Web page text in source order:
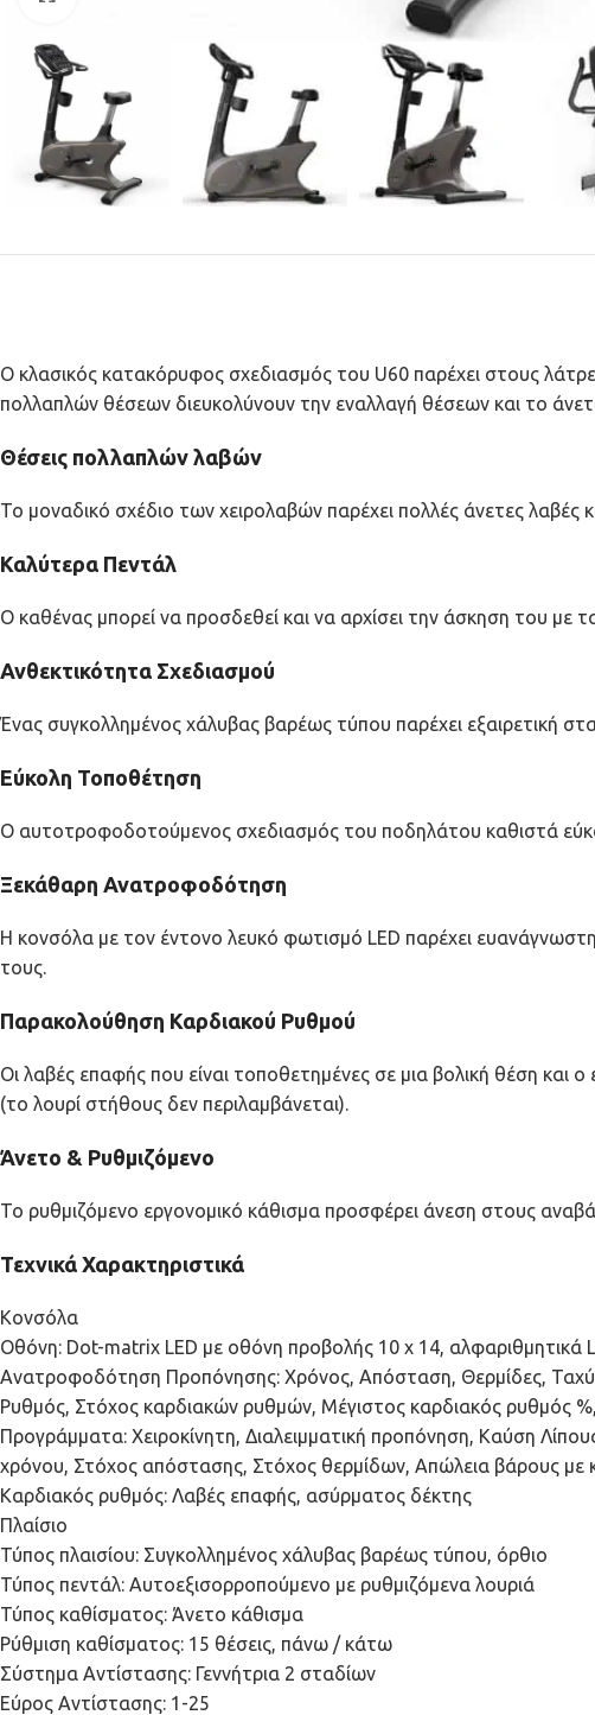
Ο κλασικός κατακόρυφος σχεδιασμός του U60 παρέχει στους
πολλαπλών θέσεων διευκολύνουν την εναλλαγή θέσεων και το
Θέσεις πολλαπλών λαβών
Το μοναδικό σχέδιο των χειρολαβών παρέχει πολλές άνετες
Καλύτερα Πεντάλ
Ο καθένας μπορεί να προσδεθεί και να αρχίσει την άσκηση του με
Ανθεκτικότητα Σχεδιασμού
Ένας συγκολλημένος χάλυβας βαρέως τύπου παρέχει εξαιρετική
Εύκολη Τοποθέτηση
Ο αυτοτροφοδοτούμενος σχεδιασμός του ποδηλάτου καθιστά
Ξεκάθαρη Ανατροφοδότηση
Η κονσόλα με τον έντονο λευκό φωτισμό LED παρέχει
τους.
Παρακολούθηση Καρδιακού Ρυθμού
Οι λαβές επαφής που είναι τοποθετημένες σε μια βολική θέση
(το λουρί στήθους δεν περιλαμβάνεται).
Άνετο & Ρυθμιζόμενο
Το ρυθμιζόμενο εργονομικό κάθισμα προσφέρει άνεση στους
Τεχνικά Χαρακτηριστικά
Κονσόλα
Οθόνη: Dot-matrix LED με οθόνη προβολής 10 x 14, αλφαριθμητικά
Ανατροφοδότηση Προπόνησης: Χρόνος, Απόσταση, Θερμίδες,
Ρυθμός, Στόχος καρδιακών ρυθμών, Μέγιστος καρδιακός ρυθμός
Προγράμματα: Χειροκίνητη, Διαλειμματική προπόνηση, Καύση
χρόνου, Στόχος απόστασης, Στόχος θερμίδων, Απώλεια βάρους με
Καρδιακός ρυθμός: Λαβές επαφής, ασύρματος δέκτης
Πλαίσιο
Τύπος πλαισίου: Συγκολλημένος χάλυβας βαρέως τύπου, όρθιο
Τύπος πεντάλ: Αυτοεξισορροπούμενο με ρυθμιζόμενα λουριά
Τύπος καθίσματος: Άνετο κάθισμα
Ρύθμιση καθίσματος: 15 θέσεις, πάνω / κάτω
Σύστημα Αντίστασης: Γεννήτρια 2 σταδίων
Εύρος Αντίστασης: 1-25